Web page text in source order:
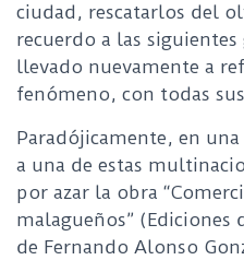
ciudad, rescatarlos del
recuerdo a las
llevado nuevamente a
fenómeno, con todas
Paradójicamente, en
a una de estas
por azar la obra
malagueños” (Ediciones
de Fernando Alonso